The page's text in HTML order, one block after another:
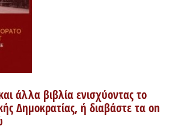
άλλα βιβλία ενισχύοντας το
Δημοκρατίας, ή διαβάστε τα on